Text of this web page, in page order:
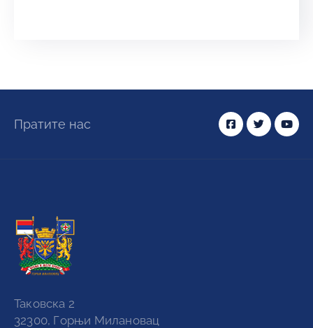
Пратите нас
Таковска 2
32300, Горњи Милановац